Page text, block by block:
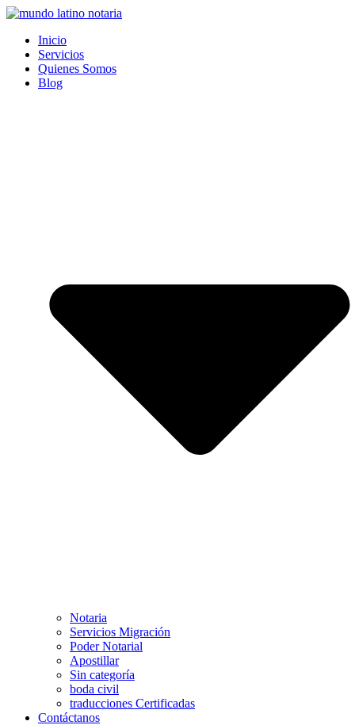
Saltar
contenido
Inicio
Servicios
Quienes Somos
Blog
Notaria
Servicios Migración
Poder Notarial
Apostillar
Sin categoría
boda civil
traducciones Certificadas
Contáctanos